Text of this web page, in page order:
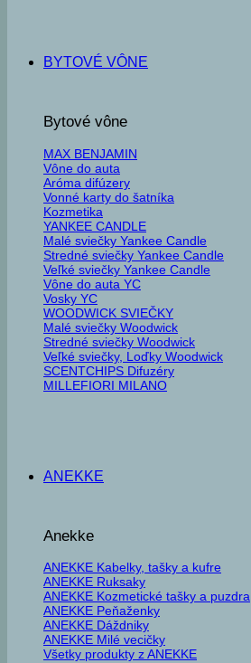
BYTOVÉ VÔNE
Bytové vône
MAX BENJAMIN
Vône do auta
Aróma difúzery
Vonné karty do šatníka
Kozmetika
YANKEE CANDLE
Malé sviečky Yankee Candle
Stredné sviečky Yankee Candle
Veľké sviečky Yankee Candle
Vône do auta YC
Vosky YC
WOODWICK SVIEČKY
Malé sviečky Woodwick
Stredné sviečky Woodwick
Veľké sviečky, Loďky Woodwick
SCENTCHIPS Difuzéry
MILLEFIORI MILANO
ANEKKE
Anekke
ANEKKE Kabelky, tašky a kufre
ANEKKE Ruksaky
ANEKKE Kozmetické tašky a puzdra
ANEKKE Peňaženky
ANEKKE Dáždniky
ANEKKE Milé vecičky
Všetky produkty z ANEKKE